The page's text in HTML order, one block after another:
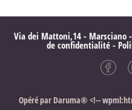
Via dei Mattoni,14 - Marsciano
de confidentialité-
Opéré par Daruma® <!--